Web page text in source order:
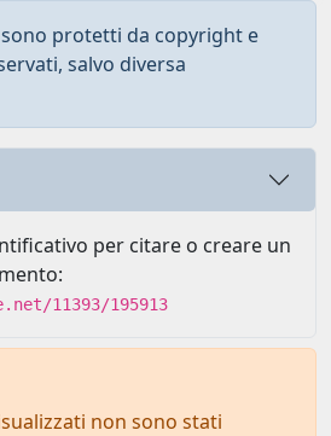
protetti da copyright e
salvo diversa
per citare o creare un
11393/195913
non sono stati